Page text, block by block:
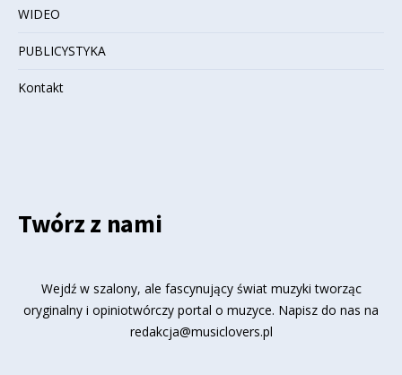
WIDEO
PUBLICYSTYKA
Kontakt
Twórz z nami
Wejdź w szalony, ale fascynujący świat muzyki tworząc
oryginalny i opiniotwórczy portal o muzyce. Napisz do nas na
redakcja@musiclovers.pl